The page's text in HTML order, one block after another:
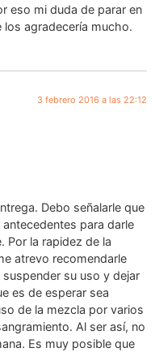
eso mi duda de parar en
los agradecería mucho.
3 febrero 2016 a las 22:12
Debo señalarle que
para darle
Por la rapidez de la
atrevo recomendarle
su uso y dejar
es de esperar sea
de la mezcla por varios
Al ser así, no
Es muy posible que